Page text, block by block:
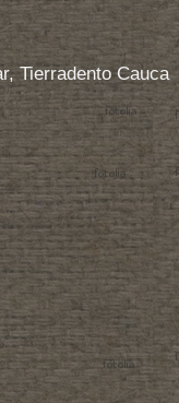
Tierradento Cauca